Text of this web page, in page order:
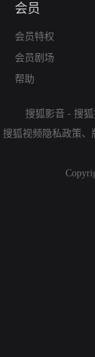
会员
会员特权
会员剧场
帮助
搜狐影音 - 搜
搜狐视频隐私政策、